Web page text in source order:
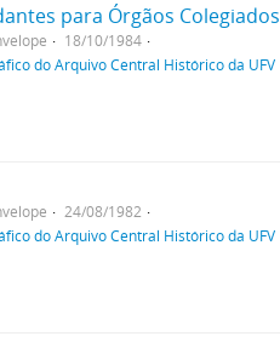
para Órgãos Colegiados
18/10/1984
do Arquivo Central Histórico da UFV
24/08/1982
do Arquivo Central Histórico da UFV